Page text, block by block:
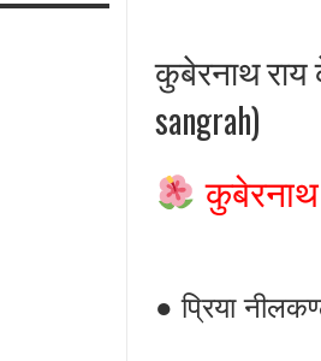
कुबेरनाथ राय
sangrah)
● प्रिया